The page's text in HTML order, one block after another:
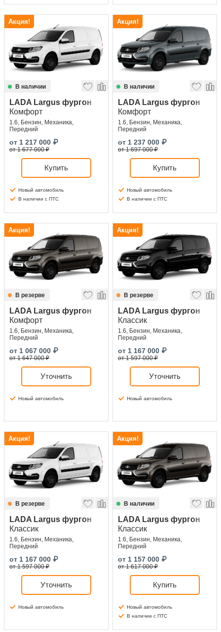
Акция!
В наличии
LADA Largus фургон
Комфорт
1.6, Бензин, Механика,
Передний
от 1 217 000 ₽
от 1 677 000 ₽
Купить
Новый автомобиль
В наличии с ПТС
Акция!
В наличии
LADA Largus фургон
Комфорт
1.6, Бензин, Механика,
Передний
от 1 237 000 ₽
от 1 697 000 ₽
Купить
Новый автомобиль
В наличии с ПТС
Акция!
В резерве
LADA Largus фургон
Комфорт
1.6, Бензин, Механика,
Передний
от 1 067 000 ₽
от 1 647 000 ₽
Уточнить
Новый автомобиль
Акция!
В резерве
LADA Largus фургон
Классик
1.6, Бензин, Механика,
Передний
от 1 167 000 ₽
от 1 597 000 ₽
Уточнить
Новый автомобиль
Акция!
В резерве
LADA Largus фургон
Классик
1.6, Бензин, Механика,
Передний
от 1 167 000 ₽
от 1 597 000 ₽
Уточнить
Новый автомобиль
Акция!
В наличии
LADA Largus фургон
Классик
1.6, Бензин, Механика,
Передний
от 1 157 000 ₽
от 1 617 000 ₽
Купить
Новый автомобиль
В наличии с ПТС